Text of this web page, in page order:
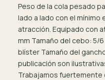
Peso de la cola pesado
lado a lado con el
atracción. Equipado con
mm Tamaño del cebo: 5/
blíster Tamaño del
publicación son
Trabajamos fuertemente